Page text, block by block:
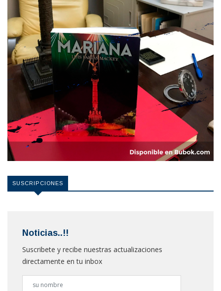
SUSCRIPCIONES
Noticias..!!
Suscribete y recibe nuestras actualizaciones
directamente en tu inbox